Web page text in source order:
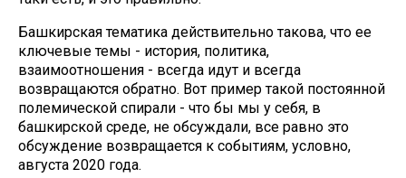
Башкирская тематика действительно такова, что ее
ключевые темы - история, политика,
взаимоотношения - всегда идут и всегда
возвращаются обратно. Вот пример такой постоянной
полемической спирали - что бы мы у себя, в
башкирской среде, не обсуждали, все равно это
обсуждение возвращается к событиям, условно,
августа 2020 года.